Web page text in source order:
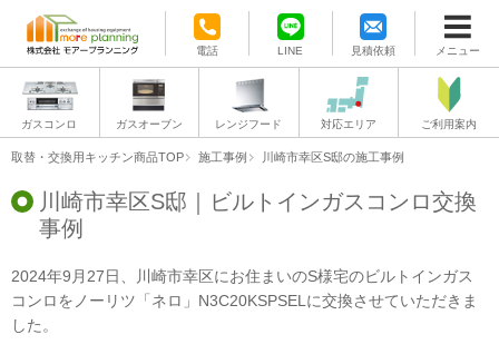
電話 LINE 見積依頼 メニュー
ガスコンロ ガスオーブン レンジフード 対応エリア ご利用案内
取替・交換用キッチン商品TOP 施工事例 川崎市幸区S邸の施工事例
川崎市幸区S邸｜ビルトインガスコンロ交換
事例
2024年9月27日、川崎市幸区にお住まいのS様宅のビルトインガス
コンロをノーリツ「ネロ」N3C20KSPSELに交換させていただきま
した。